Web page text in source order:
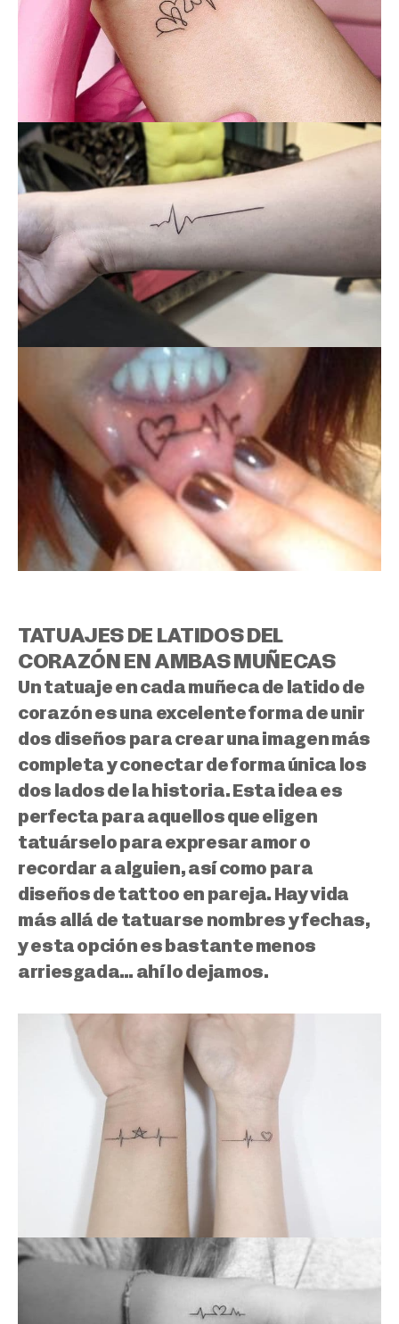
TATUAJES DE LATIDOS DEL
CORAZÓN EN AMBAS MUÑECAS
Un tatuaje en cada muñeca de latido de
corazón es una excelente forma de unir
dos diseños para crear una imagen más
completa yconectar de forma única los
dos lados de la historia. Esta idea es
perfecta para aquellos que eligen
tatuárselo para expresar amor o
recordar a alguien, así como para
diseños de tattoo en pareja. Hay vida
más allá de tatuarse nombres y fechas,
y esta opción es bastante menos
arriesgada… ahí lo dejamos.